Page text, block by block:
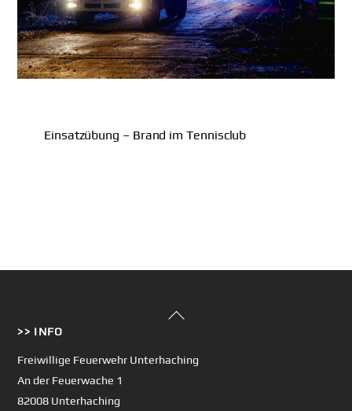
Einsatzübung – Brand im Tennisclub
Back
>> INFO
Freiwillige Feuerwehr Unterhaching
An der Feuerwache 1
82008 Unterhaching